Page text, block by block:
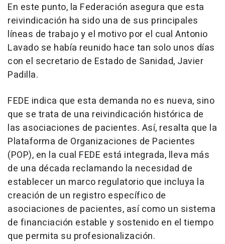
En este punto, la Federación asegura que esta
reivindicación ha sido una de sus principales
líneas de trabajo y el motivo por el cual Antonio
Lavado se había reunido hace tan solo unos días
con el secretario de Estado de Sanidad, Javier
Padilla.
FEDE indica que esta demanda no es nueva, sino
que se trata de una reivindicación histórica de
las asociaciones de pacientes. Así, resalta que la
Plataforma de Organizaciones de Pacientes
(POP), en la cual FEDE está integrada, lleva más
de una década reclamando la necesidad de
establecer un marco regulatorio que incluya la
creación de un registro específico de
asociaciones de pacientes, así como un sistema
de financiación estable y sostenido en el tiempo
que permita su profesionalización.